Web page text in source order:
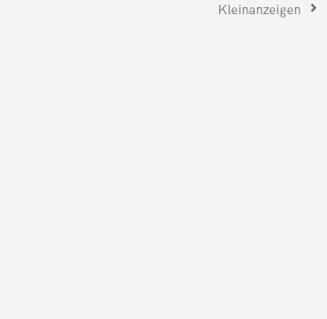
Kleinanzeigen